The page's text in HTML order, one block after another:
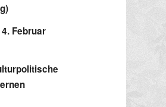
Februar